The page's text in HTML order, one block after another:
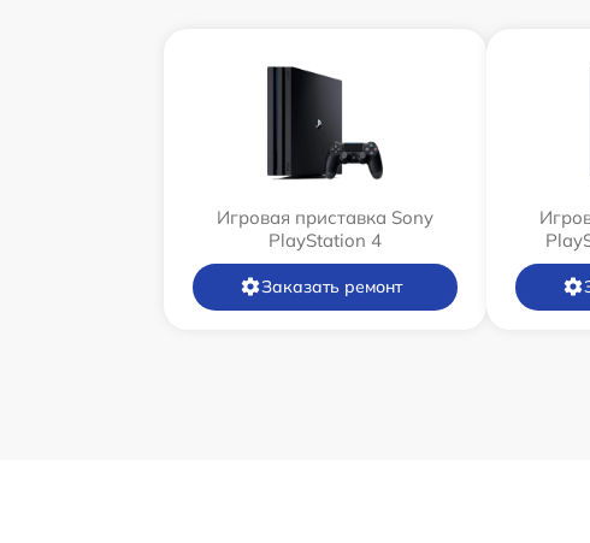
Игровая приставка Sony
PlayStation 4
Заказать ремонт